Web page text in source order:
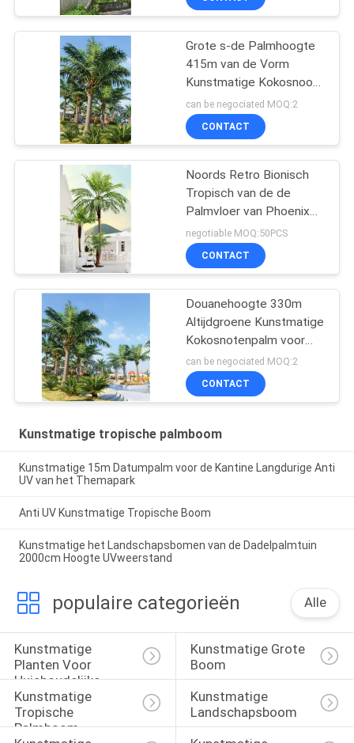
Grote s-de Palmhoogte
415m van de Vorm
Kunstmatige Kokosnoot
UVweerstand
can be negociated MOQ:2
CONTACT
Noords Retro Bionisch
Tropisch van de de
Palmvloer van Phoenix
Groen het Hoteldecor
negotiable MOQ:50PCS
CONTACT
Douanehoogte 330m
Altijdgroene Kunstmatige
Kokosnotenpalm voor
Openluchtgebeurtenissen
can be negociated MOQ:2
CONTACT
Kunstmatige tropische palmboom
Kunstmatige 15m Datumpalm voor de Kantine Langdurige Anti
UV van het Themapark
Anti UV Kunstmatige Tropische Boom
Kunstmatige het Landschapsbomen van de Dadelpalmtuin
2000cm Hoogte UVweerstand
populaire categorieën Alle
Kunstmatige
Planten Voor
Huishoudelijke
Inrichting
Kunstmatige Grote
Boom
Kunstmatige
Tropische
Palmboom
Kunstmatige
Landschapsboom